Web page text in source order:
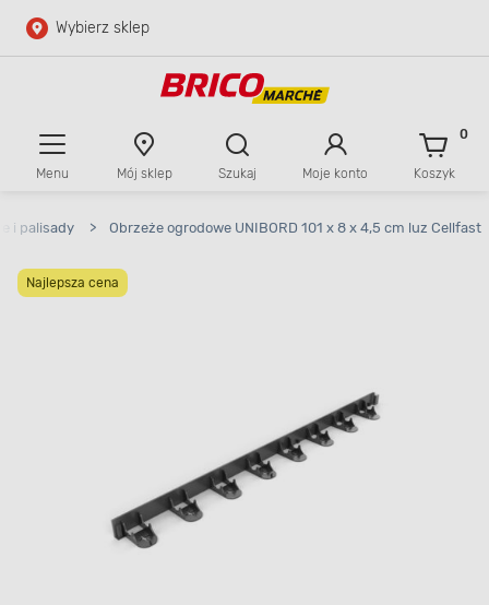
Przejdź do głównej zawartości
Wybierz sklep
Menu Mój sklep Szukaj Moje konto Koszyk
0
i palisady > Obrzeże ogrodowe UNIBORD 101 x 8 x 4,5 cm luz Cellfast
Najlepsza cena